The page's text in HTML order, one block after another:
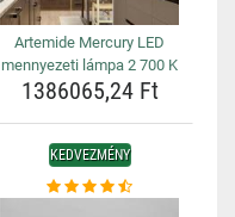
Artemide Mercury LED
mennyezeti lámpa 2 700 K
1386065,24 Ft
KEDVEZMÉNY